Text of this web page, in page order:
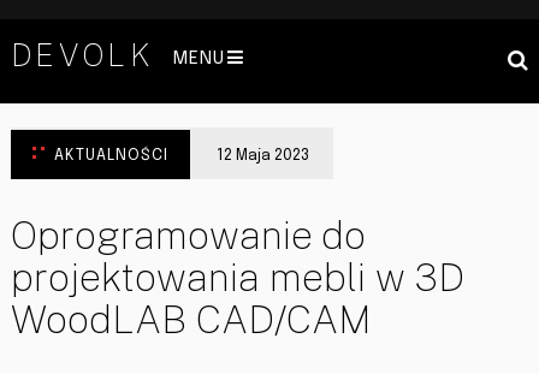
DEVOLK MENU
AKTUALNOŚCI 12 Maja 2023
Oprogramowanie do
projektowania mebli w 3D
WoodLAB CAD/CAM